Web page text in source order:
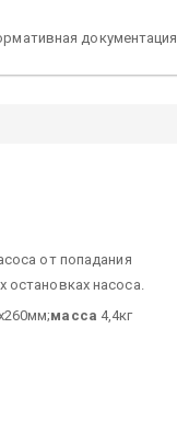
документация
от попадания
насоса.
масса 4,4кг